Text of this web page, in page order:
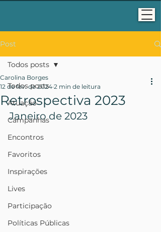
Post
Todos posts
Atuação
Campanhas
Encontros
Favoritos
Inspirações
Lives
Participação
Políticas Públicas
Todos posts
Retrospectiva 2023
Carolina Borges
12 de fev. de 2024 2 min de leitura
Janeiro de 2023